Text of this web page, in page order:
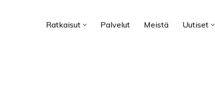
Ratkaisut Palvelut Meistä Uutiset